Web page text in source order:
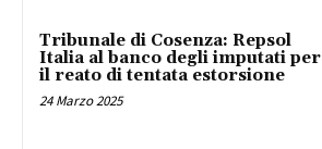
Tribunale di Cosenza: Repsol
Italia al banco degli imputati per
il reato di tentata estorsione
24 Marzo 2025